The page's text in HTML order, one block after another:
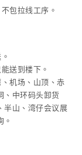
包拉线工序。
送到楼下。
机场、山顶、赤
、中环码头卸货
半山、湾仔会议展
。